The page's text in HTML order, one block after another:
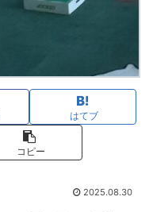
はてブ
コピー
2025.08.30